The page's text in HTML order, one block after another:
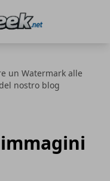
un Watermark alle
nostro blog